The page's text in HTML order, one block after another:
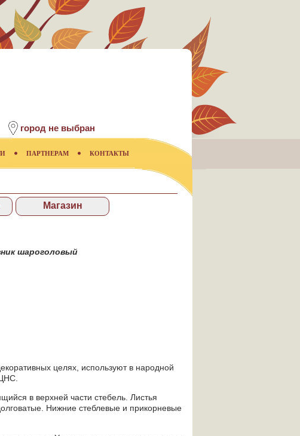
город не выбран
ПАРТНЕРАМ КОНТАКТЫ
Магазин
шароголовый
целях, используют в народной
в верхней части стебель. Листья
Нижние стеблевые и прикорневые